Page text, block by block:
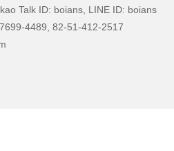
Talk ID: boians, LINE ID: boians
4489, 82-51-412-2517